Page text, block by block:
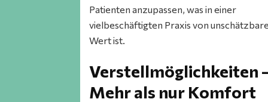
Patienten anzupassen, was in einer
vielbeschäftigten Praxis von
Wert ist.
Verstellmöglichkeiten
Mehr als nur Komfort